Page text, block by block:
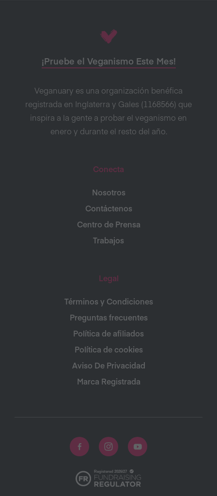
¡Pruebe el Veganismo Este Mes!
Veganuary es una organización benéfica
registrada en Inglaterra y Gales (1168566) que
inspira a la gente a probar el veganismo en
enero y durante el resto del año.
Conecta
Nosotros
Contáctenos
Centro de Prensa
Trabajos
Legal
Términos y Condiciones
Preguntas frecuentes
Política de afiliados
Política de cookies
Aviso De Privacidad
Marca Registrada